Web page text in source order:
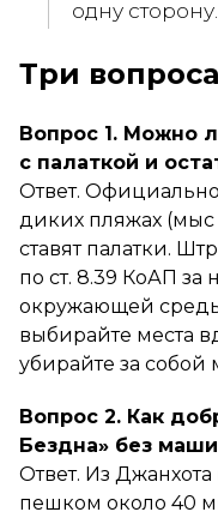
одну сторону.
Три
Вопрос 1. Можно
с палаткой и
Ответ.
диких пляжах (мыс
ставят палатки.
по ст. 8.39 КоАП
окружающей
выбирайте места
убирайте за собой
Вопрос 2. Как
Бездна» без
Ответ. Из
пешком около 40